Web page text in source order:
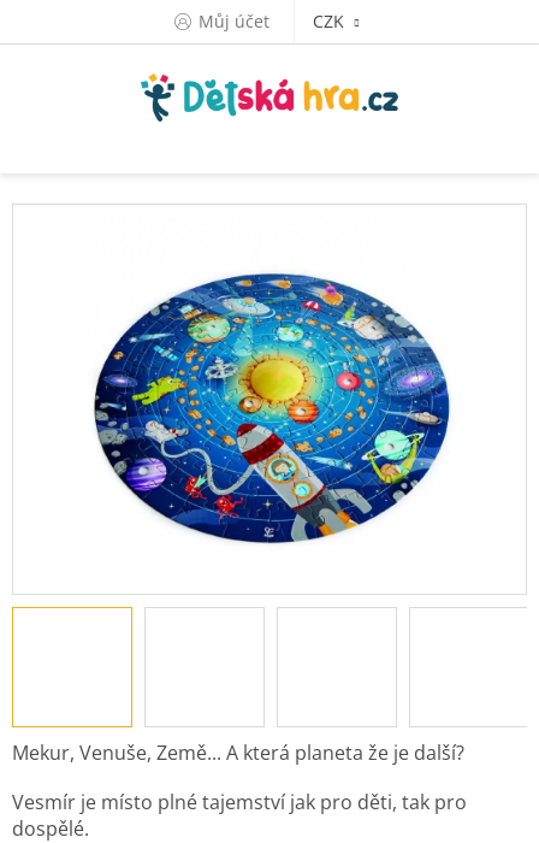
Můj účet CZK
Mekur, Venuše, Země... A která planeta že je další?
Vesmír je místo plné tajemství jak pro děti, tak pro
dospělé.